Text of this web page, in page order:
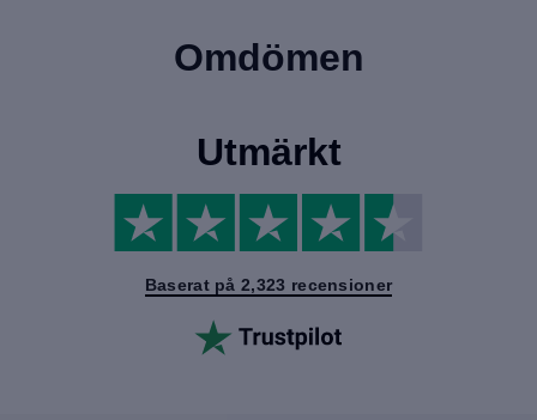
Omdömen
Utmärkt
Baserat på 2,323 recensioner